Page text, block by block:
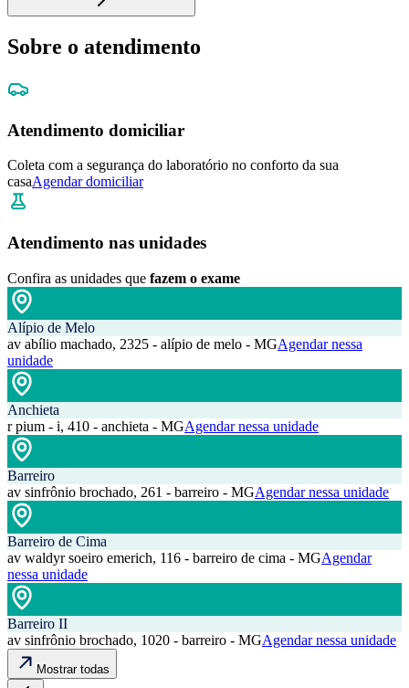
Sobre o atendimento
Atendimento domiciliar
Coleta com a segurança do laboratório no conforto da sua
casaAgendar domiciliar
Atendimento nas unidades
Confira as unidades que fazem o exame
Alípio de Melo
av abílio machado, 2325 - alípio de melo - MGAgendar nessa
unidade
Anchieta
r pium - i, 410 - anchieta - MGAgendar nessa unidade
Barreiro
av sinfrônio brochado, 261 - barreiro - MGAgendar nessa unidade
Barreiro de Cima
av waldyr soeiro emerich, 116 - barreiro de cima - MGAgendar
nessa unidade
Barreiro II
av sinfrônio brochado, 1020 - barreiro - MGAgendar nessa unidade
Mostrar todas